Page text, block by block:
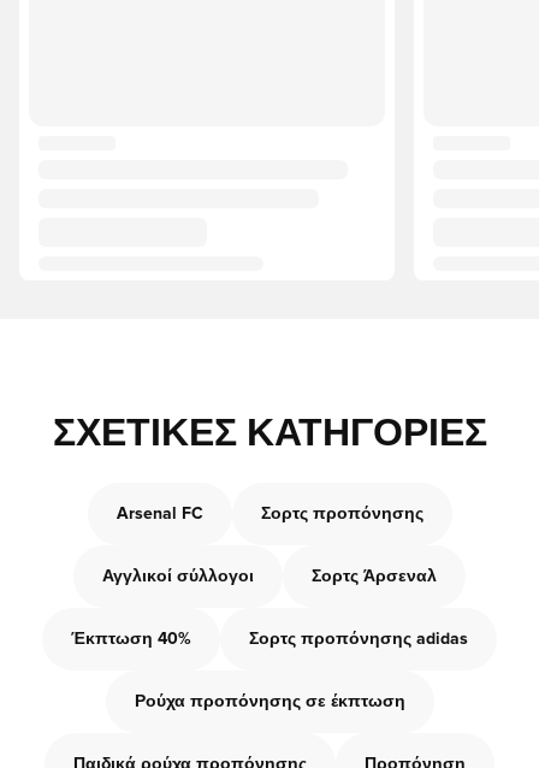
ΣΧΕΤΙΚΈΣ ΚΑΤΗΓΟΡΊΕΣ
Arsenal FC Σορτς προπόνησης
Αγγλικοί σύλλογοι Σορτς Άρσεναλ
Έκπτωση 40% Σορτς προπόνησης adidas
Ρούχα προπόνησης σε έκπτωση
Παιδικά ρούχα προπόνησης Προπόνηση